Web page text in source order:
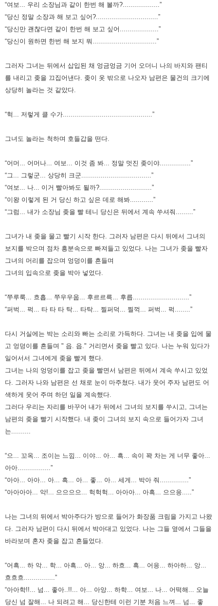
“여보... 우리 소장님과 같이 한번 해 볼까?...................”
“당신 정말 소장과 해 보고 싶어?................................”
“당신만 괜찮다면 같이 한번 해 보고 싶어....................”
“당신이 원하면 한번 해 보지 뭐................................. ”
그러자 그녀는 뒤에서 삽입된 채 엉금엉금 기어 오더니 나의 바지와 팬티
를 내리고 좆을 끄집어낸다. 좆이 옷 밖으로 나오자 남편은 물건의 크기에
상당히 놀라는 것 같았다.
“헉... 저렇게 클 수가..............................................”
그녀도 놀라는 척하며 호들갑을 떤다.
“어머... 어머나... 여보... 이것 좀 봐... 정말 멋진 좆이야................”
“그... 그렇군... 상당히 크군....................................”
“여보... 나... 이거 빨아봐도 될까?...........................”
“이왕 이렇게 된 거 당신 하고 싶은 데로 해봐............”
“그럼... 내가 소장님 좆을 빨 테니 당신은 뒤에서 계속 쑤셔줘.........”
그녀가 내 좆을 물고 빨기 시작 한다. 그러자 남편은 다시 뒤에서 그녀의
보지를 박으며 점차 흥분속으로 빠져들고 있었다. 나는 그녀가 좆을 빨자
그녀의 머리를 잡으며 엉덩이를 흔들며
그녀의 입속으로 좆을 박아 넣었다.
“쭈루룩... 흐흡... 쭈우우웁... 후르르륵... 후릅.............................”
“퍼벅... 퍽... 타 타 타 탁... 타탁... 찔퍼덕... 찔꺽... 퍼벅... 퍽........”
다시 거실에는 박는 소리와 빠는 소리로 가득하다.
그녀는 내 좆을 입에 물
고 엉덩이를 흔들며 " 읍. 읍." 거리면서 좆을 빨고 있다. 나는 누워 있다가
일어서서 그녀에게 좆을 빨게 했다.
그녀는 나의 엉덩이를 잡고 좆을 빨면서 남편은 뒤에서 계속 쑤시고 있었
다. 그러자 나와 남편은 선 채로 눈이 마주쳤다. 내가 웃어 주자 남편도 어
색하게 웃어 주며 하던 일을 계속했다.
그러다 우리는 자리를 바꾸어 내가 뒤에서 그녀의 보지를 쑤시고, 그녀는
남편의 좆을 빨기 시작했다. 내 좆이 그녀의 보지 속으로 들어가자 그녀
는..........
“으... 꼬옥... 조이는 느낌... 이야... 아... 흑... 속이 꽉 차는 게 너무 좋아...
아아.................”
“아아... 아아... 아... 흑... 아... 좋... 아... 세게... 박아 줘...............”
“아아아아... 악!... 으으으으... 헉헉헉... 아아아... 아흑... 으으응.....”
나는 그녀의 뒤에서 박아주다가 방으로 들어가 화장품 크림을 가지고 나왔
다.
그러자 남편이 다시 뒤에서 박아대고 있었다. 나는 그들 옆에서 그들을
바라보며 혼자 좆을 잡고 흔들었다.
“어흑... 하 악... 학... 아흑... 아... 앙... 하흐... 흑... 어응... 하아하... 앙...
흐흐흐................”
“아아학!!... 넘... 좋아..!!... 아... 아앙... 하학... 여보... 나... 어떡해... 오늘
당신 넘 잘해... 나 되려고 해... 당신한테 이런 기분 처음 느껴... 넘... 좋